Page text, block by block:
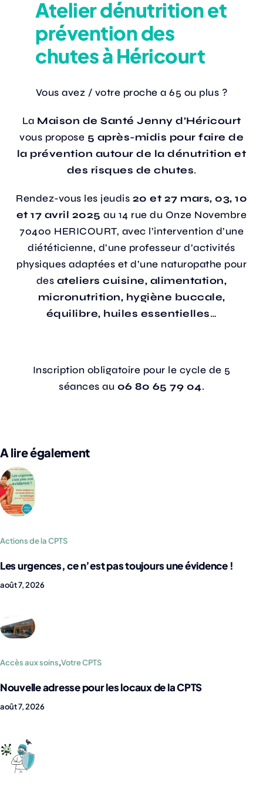
Contact
Atelier dénutrition et
prévention des
chutes à Héricourt
Vous avez / votre proche a 65 ou plus ?
La Maison de Santé Jenny d’Héricourt
vous propose 5 après-midis pour faire de
la prévention autour de la dénutrition et
des risques de chutes.
Rendez-vous les jeudis 20 et 27 mars, 03, 10
et 17 avril 2025 au 14 rue du Onze Novembre
70400 HERICOURT, avec l’intervention d’une
diététicienne, d’une professeur d’activités
physiques adaptées et d’une naturopathe pour
des ateliers cuisine, alimentation,
micronutrition, hygiène buccale,
équilibre, huiles essentielles…
Inscription obligatoire pour le cycle de 5
séances au 06 80 65 79 04.
A lire également
Actions de la CPTS
Les urgences, ce n’est pas toujours une évidence !
août 7, 2026
Accès aux soins,Votre CPTS
Nouvelle adresse pour les locaux de la CPTS
août 7, 2026